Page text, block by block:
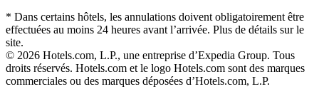
* Dans certains hôtels, les annulations doivent obligatoirement être
effectuées au moins 24 heures avant l’arrivée. Plus de détails sur le
site.
© 2026 Hotels.com, L.P., une entreprise d’Expedia Group. Tous
droits réservés. Hotels.com et le logo Hotels.com sont des marques
commerciales ou des marques déposées d’Hotels.com, L.P.